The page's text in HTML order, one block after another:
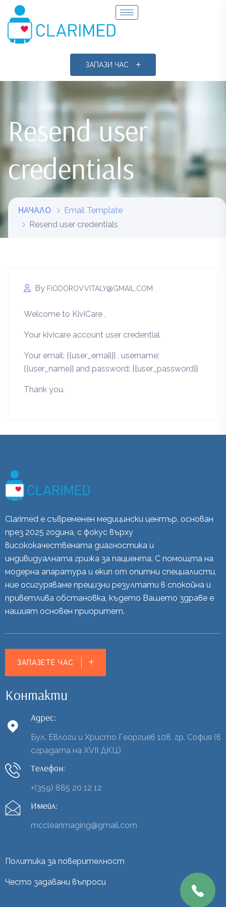
ЗАПАЗИ ЧАС
Resend user
credentials
НАЧАЛО
Email Template
Resend user credentials
By FIODOROV.VITALY@GMAIL.COM
Welcome to KiviCare ,
Your kivicare account user credential
Your email: {{user_email}} , username:
{{user_name}} and password: {{user_password}}
Thank you.
Clarimed е съвременен медицински център, основан
през 2025 година, с фокус върху
висококачествената диагностика и
индивидуалната грижа за пациента. С помощта на
модерна апаратура и екип от опитни специалисти,
ние осигуряваме прецизни резултати в спокойна и
приветлива обстановка, където Вашето здраве е
нашият основен приоритет.
ЗАПАЗЕТЕ ЧАС
Контакти
Адрес:
Бул. Евлоги и Христо Георгиев 108, гр. София (в
сградата на XVII ДКЦ)
Телефон:
+(359) 885 20 12 12
Имейл:
mcclearimaging@gmail.com
Политика за поверителност
Често задавани въпроси